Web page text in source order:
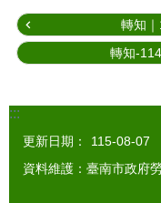
轉知
轉知-
:::
更新日期：
115-08-07
資料維護：臺南市政府